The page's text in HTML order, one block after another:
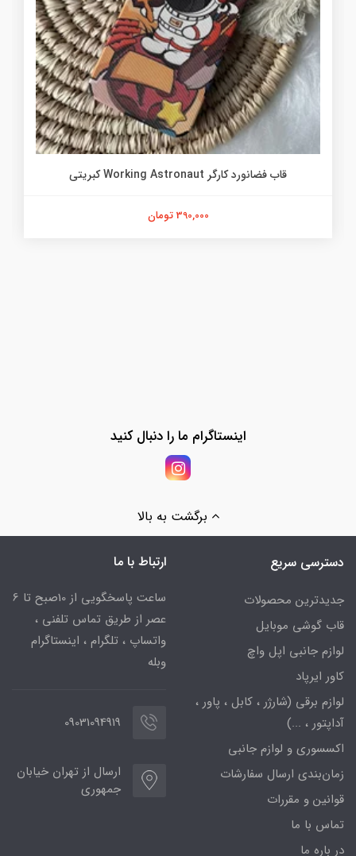
قاب فضانورد کارگر Working Astronaut کبریتی
390,000 تومان
اینستاگرام ما را دنبال کنید
برگشت به بالا
دسترسی سریع
جدیدترین محصولات
قاب گوشی موبایل
لوازم جانبی اپل واچ
کاور ایرپاد
لوازم برقی (شارژر ، کابل ، پاور ،
آداپتور ، ...)
اکسسوری و لوازم جانبی
زمان‌بندی ارسال سفارشات
قوانین و مقررات
تماس با ما
در باره ما
ارتباط با ما
ساعت پاسخگویی از 10صبح تا 6
عصر از طریق تماس تلفنی ،
واتساپ ، تلگرام ، اینستاگرام
وبله
09031094919
ارسال از تهران خیابان
جمهوری